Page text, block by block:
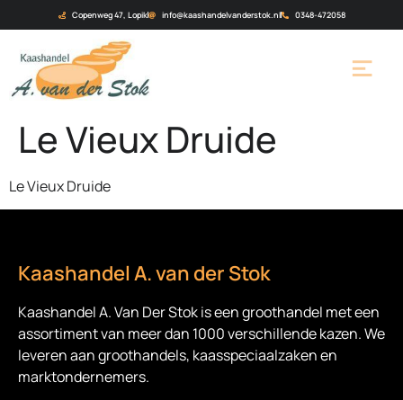
Copenweg 47, Lopik info@kaashandelvanderstok.nl 0348-472058
Le Vieux Druide
Le Vieux Druide
Kaashandel A. van der Stok
Kaashandel A. Van Der Stok is eengroothandel met een
assortiment van meer dan 1000 verschillende kazen. We
leveren aan groothandels, kaasspeciaalzaken en
marktondernemers.